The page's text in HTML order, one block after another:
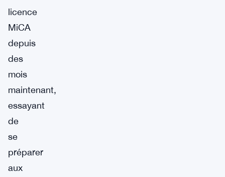
licence
MiCA
depuis
des
mois
maintenant,
essayant
de
se
préparer
aux